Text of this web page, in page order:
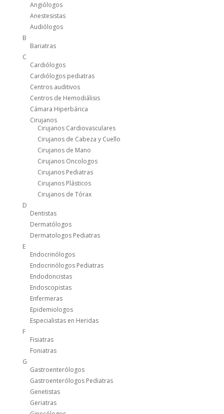
Angiólogos
Anestesistas
Audiólogos
B
Bariatras
C
Cardiólogos
Cardiólogos pediatras
Centros auditivos
Centros de Hemodiálisis
Cámara Hiperbárica
Cirujanos
Cirujanos Cardiovasculares
Cirujanos de Cabeza y Cuello
Cirujanos de Mano
Cirujanos Oncologos
Cirujanos Pediatras
Cirujanos Plásticos
Cirujanos de Tórax
D
Dentistas
Dermatólogos
Dermatologos Pediatras
E
Endocrinólogos
Endocrinólogos Pediatras
Endodoncistas
Endoscopistas
Enfermeras
Epidemiologos
Especialistas en Heridas
F
Fisiatras
Foniatras
G
Gastroenterólogos
Gastroenterólogos Pediatras
Genetistas
Geriatras